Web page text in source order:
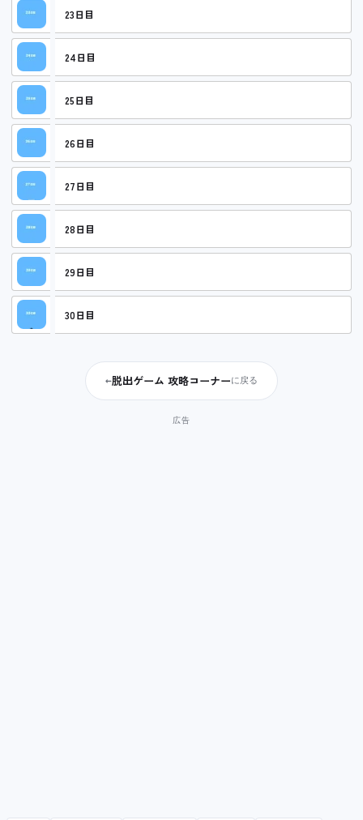
23日目
24日目
25日目
26日目
27日目
28日目
29日目
30日目
←脱出ゲーム 攻略コーナーに戻る